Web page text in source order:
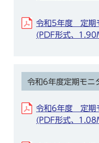
令和5年度 定期
(PDF形式、
令和6年度定期モニ
令和6年度 定期
(PDF形式、